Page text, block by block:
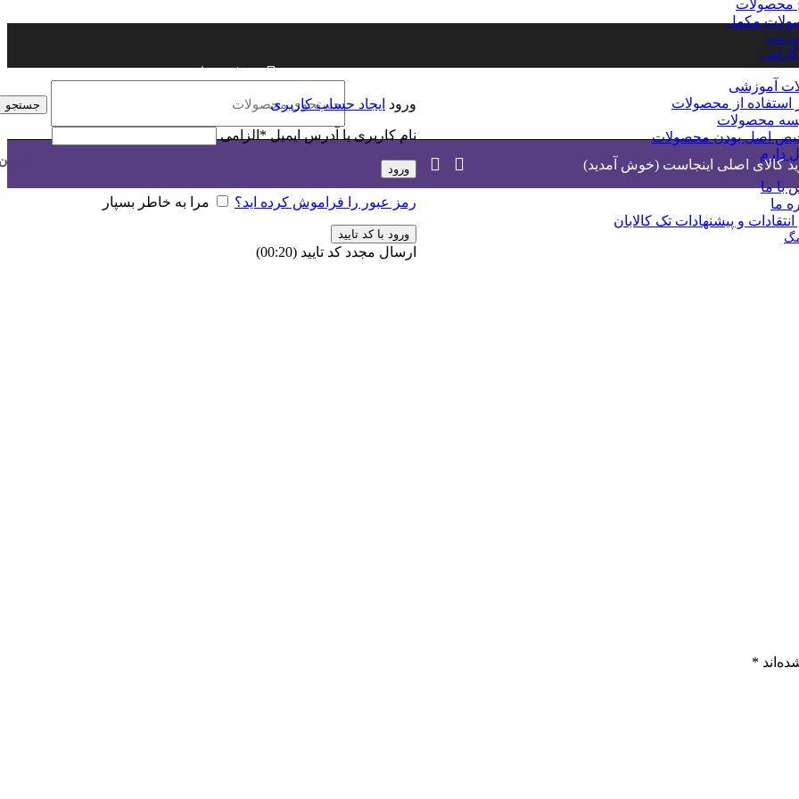
محصولات
مکمل
آموزشی
استفاده از محصولات
محصولات
اصل بودن محصولات
دارم
با ما
ما
و پیشنهادات تک کالابان
جستجو
کالای اصلی اینجاست (خوش آمدید)
ورود / ثبت نام
ورود ایجاد حساب کاربری
نام کاربری یا آدرس ایمیل * الزامی
ورود
رمز عبور را فراموش کرده اید؟ مرا به خاطر بسپار
ورود با کد تایید
ارسال مجدد کد تایید (00:
20
)
*